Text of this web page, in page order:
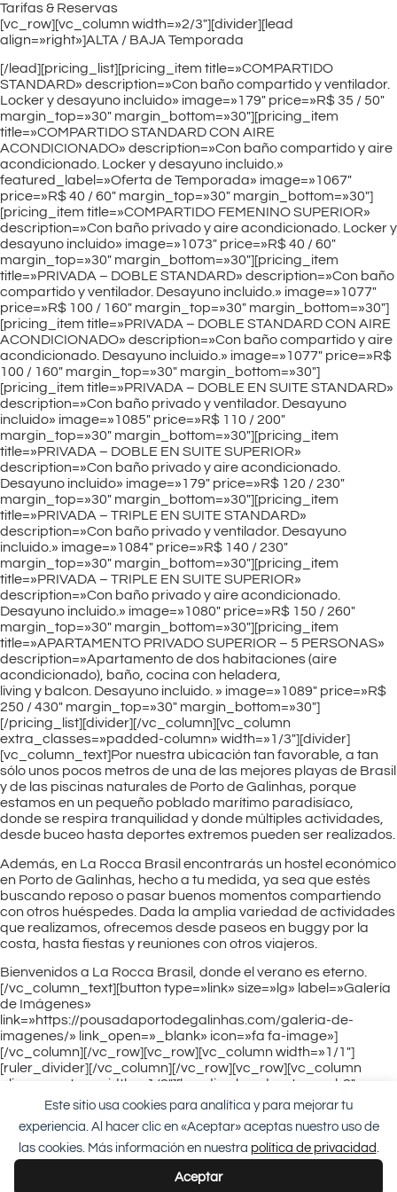
Este sitio usa cookies para analítica y para mejorar tu
experiencia. Al hacer clic en «Aceptar» aceptas nuestro uso de
las cookies. Más información en nuestra política de privacidad.
Aceptar
Tarifas & Reservas
[vc_row][vc_column width=»2/3″][divider][lead
align=»right»]ALTA / BAJA Temporada
[/lead][pricing_list][pricing_item title=»COMPARTIDO
STANDARD» description=»Con baño compartido y ventilador.
Locker y desayuno incluido» image=»179″ price=»R$ 35 / 50″
margin_top=»30″ margin_bottom=»30″][pricing_item
title=»COMPARTIDO STANDARD CON AIRE
ACONDICIONADO» description=»Con baño compartido y aire
acondicionado. Locker y desayuno incluido.»
featured_label=»Oferta de Temporada» image=»1067″
price=»R$ 40 / 60″ margin_top=»30″ margin_bottom=»30″]
[pricing_item title=»COMPARTIDO FEMENINO SUPERIOR»
description=»Con baño privado y aire acondicionado. Locker y
desayuno incluido» image=»1073″ price=»R$ 40 / 60″
margin_top=»30″ margin_bottom=»30″][pricing_item
title=»PRIVADA – DOBLE STANDARD» description=»Con baño
compartido y ventilador. Desayuno incluido.» image=»1077″
price=»R$ 100 / 160″ margin_top=»30″ margin_bottom=»30″]
[pricing_item title=»PRIVADA – DOBLE STANDARD CON AIRE
ACONDICIONADO» description=»Con baño compartido y aire
acondicionado. Desayuno incluido.» image=»1077″ price=»R$
100 / 160″ margin_top=»30″ margin_bottom=»30″]
[pricing_item title=»PRIVADA – DOBLE EN SUITE STANDARD»
description=»Con baño privado y ventilador. Desayuno
incluido» image=»1085″ price=»R$ 110 / 200″
margin_top=»30″ margin_bottom=»30″][pricing_item
title=»PRIVADA – DOBLE EN SUITE SUPERIOR»
description=»Con baño privado y aire acondicionado.
Desayuno incluido» image=»179″ price=»R$ 120 / 230″
margin_top=»30″ margin_bottom=»30″][pricing_item
title=»PRIVADA – TRIPLE EN SUITE STANDARD»
description=»Con baño privado y ventilador. Desayuno
incluido.» image=»1084″ price=»R$ 140 / 230″
margin_top=»30″ margin_bottom=»30″][pricing_item
title=»PRIVADA – TRIPLE EN SUITE SUPERIOR»
description=»Con baño privado y aire acondicionado.
Desayuno incluido.» image=»1080″ price=»R$ 150 / 260″
margin_top=»30″ margin_bottom=»30″][pricing_item
title=»APARTAMENTO PRIVADO SUPERIOR – 5 PERSONAS»
description=»Apartamento de dos habitaciones (aire
acondicionado), baño, cocina con heladera,
living y balcon. Desayuno incluido. » image=»1089″ price=»R$
250 / 430″ margin_top=»30″ margin_bottom=»30″]
[/pricing_list][divider][/vc_column][vc_column
extra_classes=»padded-column» width=»1/3″][divider]
[vc_column_text]Por nuestra ubicación tan favorable, a tan
sólo unos pocos metros de una de las mejores playas de Brasil
y de las piscinas naturales de Porto de Galinhas, porque
estamos en un pequeño poblado marítimo paradisíaco,
donde se respira tranquilidad y donde múltiples actividades,
desde buceo hasta deportes extremos pueden ser realizados.
Además, en La Rocca Brasil encontrarás un hostel económico
en Porto de Galinhas, hecho a tu medida, ya sea que estés
buscando reposo o pasar buenos momentos compartiendo
con otros huéspedes. Dada la amplia variedad de actividades
que realizamos, ofrecemos desde paseos en buggy por la
costa, hasta fiestas y reuniones con otros viajeros.
Bienvenidos a La Rocca Brasil, donde el verano es eterno.
[/vc_column_text][button type=»link» size=»lg» label=»Galería
de Imágenes»
link=»https://pousadaportodegalinhas.com/galeria-de-
imagenes/» link_open=»_blank» icon=»fa fa-image»]
[/vc_column][/vc_row][vc_row][vc_column width=»1/1″]
[ruler_divider][/vc_column][/vc_row][vc_row][vc_column
align=»center» width=»1/2″][heading header_type=»h2″
header_align=»center»]Reserva personalizada / Pago en
cuotas[/heading][divider][contact-form-7 id=»277″]
[/vc_column][vc_column align=»center» width=»1/2″][heading
header_type=»h2″ header_align=»center»]Reserva con
Confirmación Inmediata[/heading][button type=»primary»
size=»lg» label=»Reservar Ahora»